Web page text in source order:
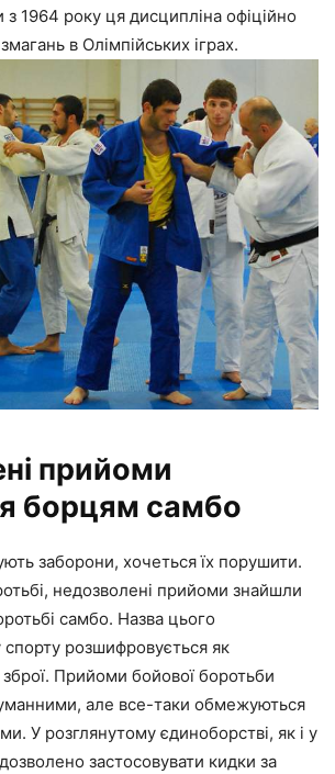
1964 року ця дисципліна офіційно
в Олімпійських іграх.
прийоми
борцям самбо
заборони, хочеться їх порушити.
недозволені прийоми знайшли
самбо. Назва цього
спорту розшифровується як
Прийоми бойової боротьби
але все-таки обмежуються
У розглянутому єдиноборстві, як і у
застосовувати кидки за